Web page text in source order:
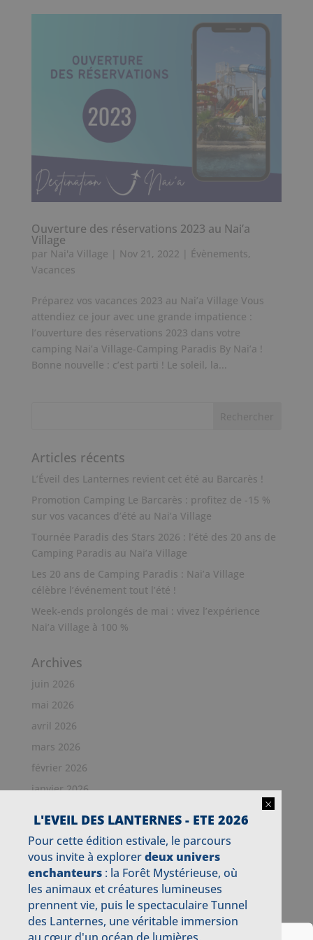
Ouverture des réservations 2023 au Nai’a
Village
par Nai'a Village Nov 21, 2022 Évènements,
Vacances
Préparez vos vacances 2023 au Nai’a Village Vous
attendiez ce jour avec une grande impatience :
l’ouverture des réservations 2023 dans votre
camping Nai’a Village-Camping Paradis By Nai’a !
Bonne nouvelle : c’est parti ! Le soleil, la...
Articles récents
L’Éveil des Lanternes revient cet été au Barcarès !
Promotion Camping Le Barcarès : profitez de -15 %
sur vos vacances d’été au Nai’a Village
Tournée Paradis des Stars 2026 : l’été des 20 ans de
Camping Paradis au Nai’a Village
Les 20 ans de Camping Paradis : Nai’a Village
célèbre l’événement tout l’été !
Week-ends prolongés de mai : vivez l’expérience
Nai’a Village à 100 %
Archives
juin 2026
mai 2026
avril 2026
mars 2026
février 2026
janvier 2026
octobre 2025
septembre 2025
juillet 2025
juin 2025
mai 2025
×
L'EVEIL DES LANTERNES - ETE 2026
Pour cette édition estivale, le parcours
vous invite à explorerdeux univers
enchanteurs : la Forêt Mystérieuse, où
les animaux et créatures lumineuses
prennent vie, puis le spectaculaire Tunnel
des Lanternes, une véritable immersion